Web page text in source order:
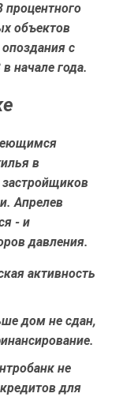
объектов
с
начале года.
в
застройщиков
Апрелев
- и
давления.
активность
дом не сдан,
не
для